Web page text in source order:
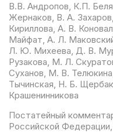
В.В. Андропов, К.П.
Жернаков, В. А.
Кириллова, А. В.
Майфат, А. Л.
Л. Ю. Михеева, Д. В.
Рузакова, М. Л.
Суханов, М. В.
Тычинская, Н. Б.
Крашенинникова
Постатейный
Российской